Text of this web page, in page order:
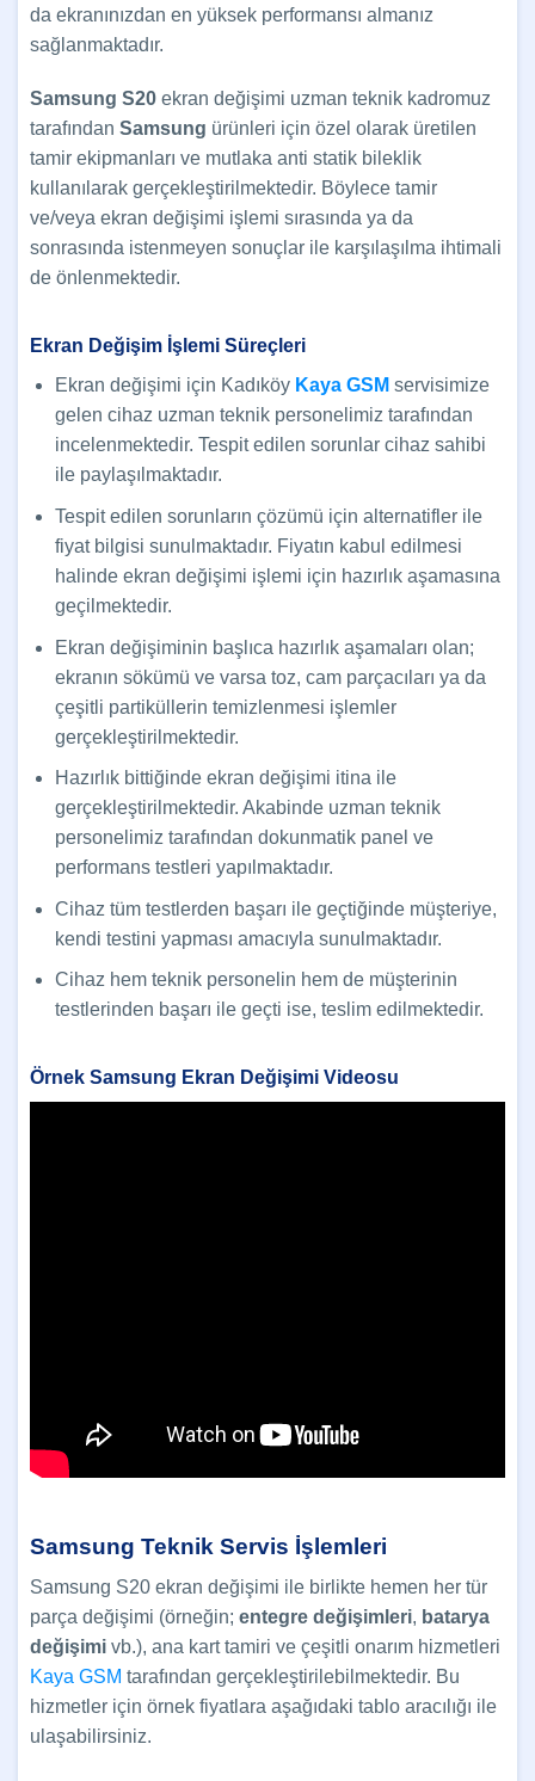
da ekranınızdan en yüksek performansı almanız
sağlanmaktadır.
Samsung S20 ekran değişimi uzman teknik kadromuz
tarafından Samsung ürünleri için özel olarak üretilen
tamir ekipmanları ve mutlaka anti statik bileklik
kullanılarak gerçekleştirilmektedir. Böylece tamir
ve/veya ekran değişimi işlemi sırasında ya da
sonrasında istenmeyen sonuçlar ile karşılaşılma ihtimali
de önlenmektedir.
Ekran Değişim İşlemi Süreçleri
Ekran değişimi için Kadıköy Kaya GSM servisimize
gelen cihaz uzman teknik personelimiz tarafından
incelenmektedir. Tespit edilen sorunlar cihaz sahibi
ile paylaşılmaktadır.
Tespit edilen sorunların çözümü için alternatifler ile
fiyat bilgisi sunulmaktadır. Fiyatın kabul edilmesi
halinde ekran değişimi işlemi için hazırlık aşamasına
geçilmektedir.
Ekran değişiminin başlıca hazırlık aşamaları olan;
ekranın sökümü ve varsa toz, cam parçacıları ya da
çeşitli partiküllerin temizlenmesi işlemler
gerçekleştirilmektedir.
Hazırlık bittiğinde ekran değişimi itina ile
gerçekleştirilmektedir. Akabinde uzman teknik
personelimiz tarafından dokunmatik panel ve
performans testleri yapılmaktadır.
Cihaz tüm testlerden başarı ile geçtiğinde müşteriye,
kendi testini yapması amacıyla sunulmaktadır.
Cihaz hem teknik personelin hem de müşterinin
testlerinden başarı ile geçti ise, teslim edilmektedir.
Örnek Samsung Ekran Değişimi Videosu
Samsung Teknik Servis İşlemleri
Samsung S20 ekran değişimi ile birlikte hemen her tür
parça değişimi (örneğin; entegre değişimleri, batarya
değişimi vb.), ana kart tamiri ve çeşitli onarım hizmetleri
Kaya GSM tarafından gerçekleştirilebilmektedir. Bu
hizmetler için örnek fiyatlara aşağıdaki tablo aracılığı ile
ulaşabilirsiniz.